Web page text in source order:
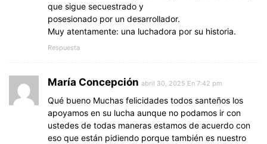
que sigue secuestrado y
posesionado por un desarrollador.
Muy atentamente: una luchadora por su historia.
Respuesta
María Concepción abril 30, 2025 En 7:42 pm
Qué bueno Muchas felicidades todos santeños los
apoyamos en su lucha aunque no podamos ir con
ustedes de todas maneras estamos de acuerdo con
eso que están pidiendo porque también es nuestro